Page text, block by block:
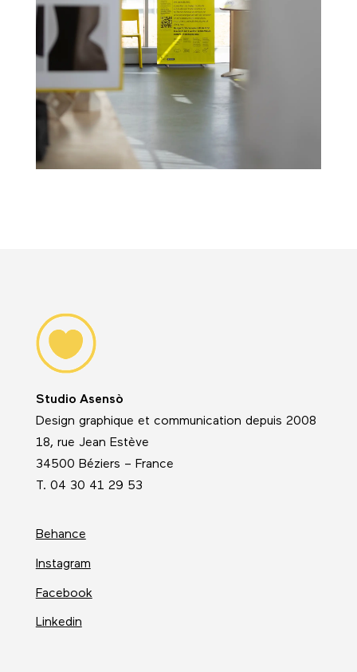
Studio Asensò
Design graphique et communication depuis 2008
18, rue Jean Estève
34500 Béziers – France
T. 04 30 41 29 53
Behance
Instagram
Facebook
Linkedin